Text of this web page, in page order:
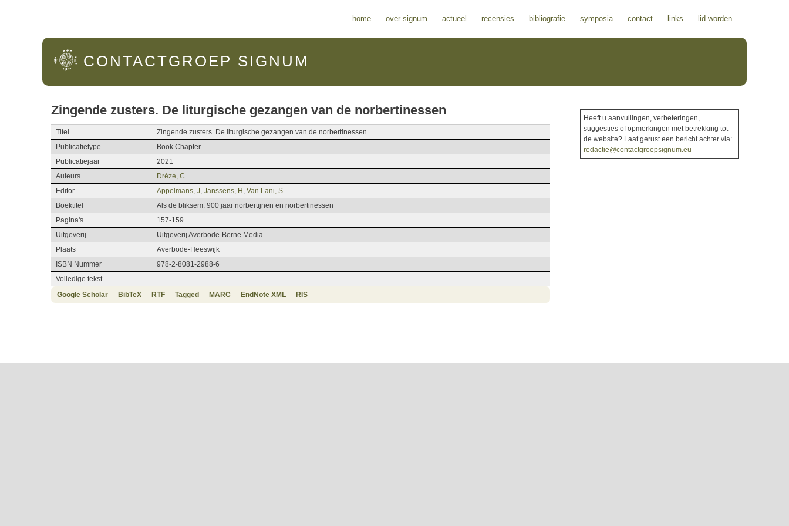
home over signum actueel recensies bibliografie symposia contact links lid worden
CONTACTGROEP SIGNUM
Zingende zusters. De liturgische gezangen van de norbertinessen
Titel
Zingende zusters. De liturgische gezangen van de norbertinessen
Publicatietype
Book Chapter
Publicatiejaar
2021
Auteurs
Drèze, C
Editor
Appelmans, J Janssens, H Van Lani, S
Boektitel
Als de bliksem. 900 jaar norbertijnen en norbertinessen
Pagina's
157-159
Uitgeverij
Uitgeverij Averbode-Berne Media
Plaats
Averbode-Heeswijk
ISBN Nummer
978-2-8081-2988-6
Volledige tekst
Google Scholar
BibTeX RTF Tagged MARC EndNote XML RIS
Heeft u aanvullingen, verbeteringen,
suggesties of opmerkingen met betrekking tot
de website? Laat gerust een bericht achter via:
redactie@contactgroepsignum.eu